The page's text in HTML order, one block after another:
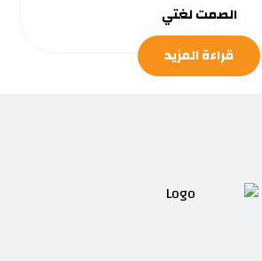
الصمت لغتي
قراءة المزيد